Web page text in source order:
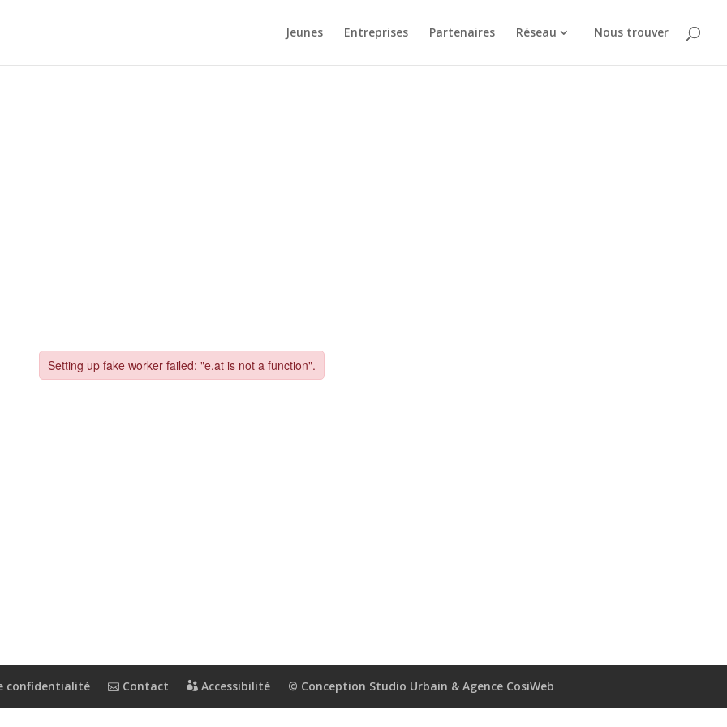
Jeunes Entreprises Partenaires Réseau Nous trouver
confidentialité Contact Accessibilité © Conception Studio Urbain & Agence CosiWeb